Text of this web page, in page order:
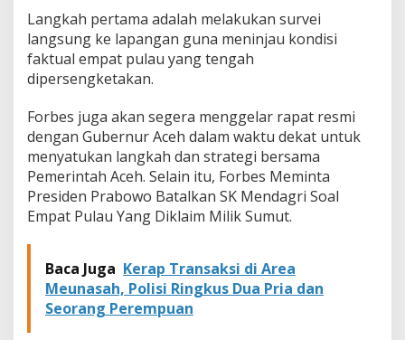
a
n
S
K
M
n
d
a
g
r
i
S
l
E
m
p
Langkah pertama adalah melakukan survei
langsung ke lapangan guna meninjau kondisi
faktual empat pulau yang tengah
dipersengketakan.
Forbes juga akan segera menggelar rapat resmi
dengan Gubernur Aceh dalam waktu dekat untuk
menyatukan langkah dan strategi bersama
Pemerintah Aceh. Selain itu, Forbes Meminta
Presiden Prabowo Batalkan SK Mendagri Soal
Empat Pulau Yang Diklaim Milik Sumut.
Baca Juga Kerap Transaksi di Area
Meunasah, Polisi Ringkus Dua Pria dan
Seorang Perempuan